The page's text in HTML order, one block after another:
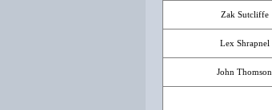
Zak Sutcliffe
Lex Shrapnel
John Thomson